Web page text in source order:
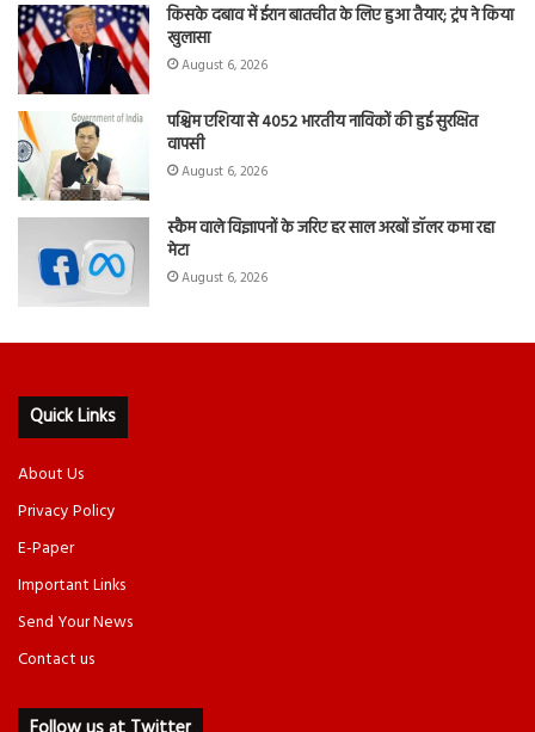
किसके दबाव में ईरान बातचीत के लिए हुआ तैयार; ट्रंप ने किया
खुलासा
August 6, 2026
पश्चिम एशिया से 4052 भारतीय नाविकों की हुई सुरक्षित
वापसी
August 6, 2026
स्कैम वाले विज्ञापनों के जरिए हर साल अरबों डॉलर कमा रहा
मेटा
August 6, 2026
Quick Links
About Us
Privacy Policy
E-Paper
Important Links
Send Your News
Contact us